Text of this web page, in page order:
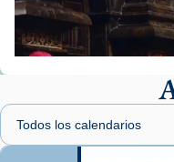
🔗tinyurl.com/
📸 J. Merino